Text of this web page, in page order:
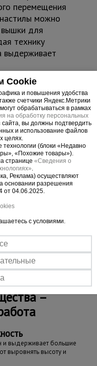
перемещения
можно
для
технику
выдерживает
5 метров
лучшей
на
процессе
получить
и прочее, что
браком.
совместима для
г.
–
и выдерживает большие
выровнять высоту и
Cookie
и повышения удобства
счетчики Яндекс.Метрики
обрабатываться в рамках
на обработку персональных
вы должны подтвердить
и использование файлов
целях.
(блоки «Недавно
«Похожие товары»).
странице «Сведения о
.
Реклама) осуществляют
основании разрешения
от 04.06.2025.
с условиями.